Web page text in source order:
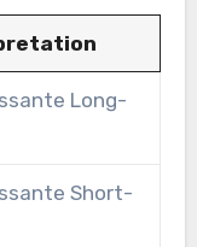
Long-
Short-